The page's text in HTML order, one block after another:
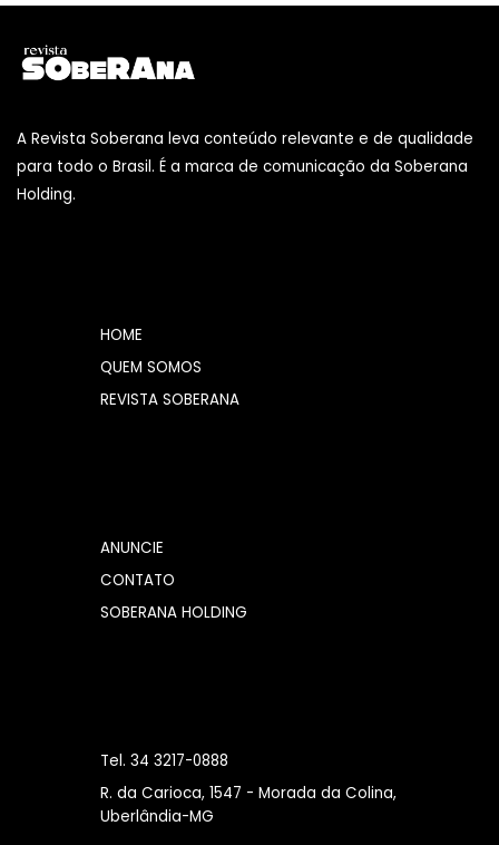
A Revista Soberana leva conteúdo relevante e de qualidade
para todo o Brasil. É a marca de comunicação da Soberana
Holding.
HOME
QUEM SOMOS
REVISTA SOBERANA
ANUNCIE
CONTATO
SOBERANA HOLDING
Tel. 34 3217-0888
R. da Carioca, 1547 - Morada da Colina,
Uberlândia-MG